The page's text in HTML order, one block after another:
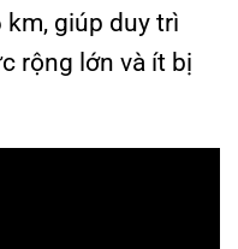
giúp duy trì
rộng lớn và ít bị